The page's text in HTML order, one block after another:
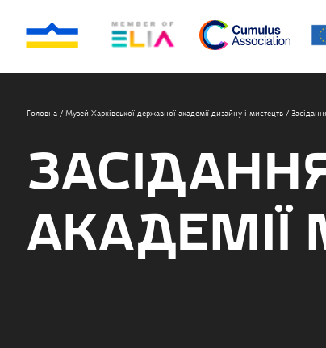
Головна / Музей Харківської державної академії дизайну і мистецтв /
АКАДЕМІЇ